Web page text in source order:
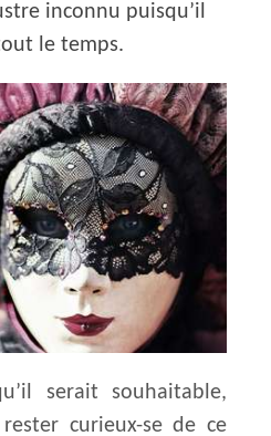
inconnu puisqu’il
le temps.
serait souhaitable,
curieux-se de ce